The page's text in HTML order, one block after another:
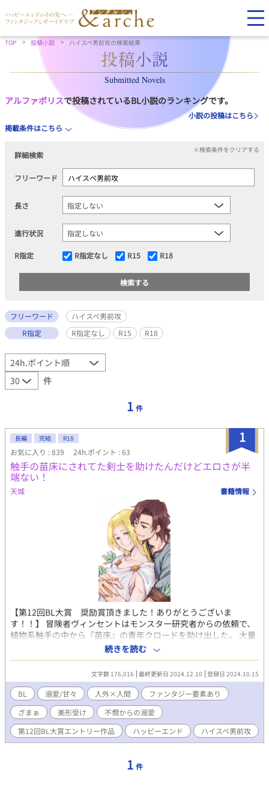
TOP 投稿小説 ハイスペ男前攻の検索結果
Submitted Novels
アルファポリスで投稿されているBL小説のランキングです。
小説の投稿はこちら
掲載条件はこちら
詳細検索
×検索条件をクリアする
フリーワード
長さ
進行状況
R指定 R指定なし R15 R18
フリーワード
ハイスペ男前攻
R指定
R指定なし R15 R18
件
1 件
1
長編 完結 R18
お気に入り : 839 24h.ポイント : 63
触手の苗床にされてた剣士を助けたんだけどエロさが半
端ない！
天城 書籍情報
【第12回BL大賞 奨励賞頂きました！ありがとうございま
す！！】 冒険者ヴィンセントはモンスター研究者からの依頼で、
植物系触手の中から『苗床』の青年クロードを助け出した。 大量
の種を植え付けられた『苗床』は、剣士のような均整の取れた身
体をしているのに妙に色っぽい。 初めて男に欲情したヴィンセン
トは、戸惑いながらも依頼で『苗床』の世話係となった。 「あ、
できるだけ回数ヤってくれる？あと射精もたくさんさせてくれ
る？」 「はあああ？？」 雇い主のオーダーは、一日最低一度は触
手の種を産ませる事。 普段表情に乏しいクロードは触れた時だけ
目眩がするほどの色香を放つ。 触手に犯され熟れきった身体の抱
き心地は最高だった。 三十路の冒険者（苦労性の男前）×苗床の
青年（金髪緑眼・美形） 色んなプレイを含みますが、特定攻とし
続きを読む
文字数 176,016 最終更新日 2024.12.10 登録日 2024.10.15
BL 溺愛/甘々 人外×人間
ファンタジー要素あり
ざまぁ
美形受け
不憫からの溺愛
第12回BL大賞エントリー作品
ハッピーエンド ハイスペ男前攻
1 件